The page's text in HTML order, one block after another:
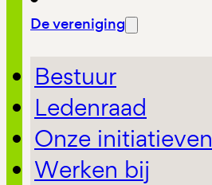
De vereniging
Bestuur
Ledenraad
Onze initiatieven
Werken bij